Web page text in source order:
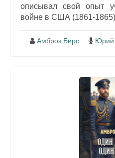
описывал свой опыт
войне в США (1861-
Амброз Бирс Юрий